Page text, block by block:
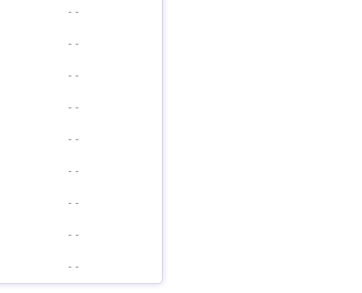
- -
- -
- -
- -
- -
- -
- -
- -
- -